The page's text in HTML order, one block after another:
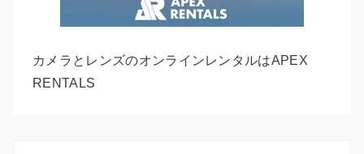
カメラとレンズのオンラインレンタルはAPEX
RENTALS